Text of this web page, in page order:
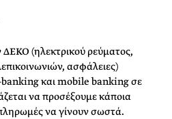
(ηλεκτρικού ρεύματος,
ασφάλειες)
και mobile banking σε
να προσέξουμε κάποια
να γίνουν σωστά.